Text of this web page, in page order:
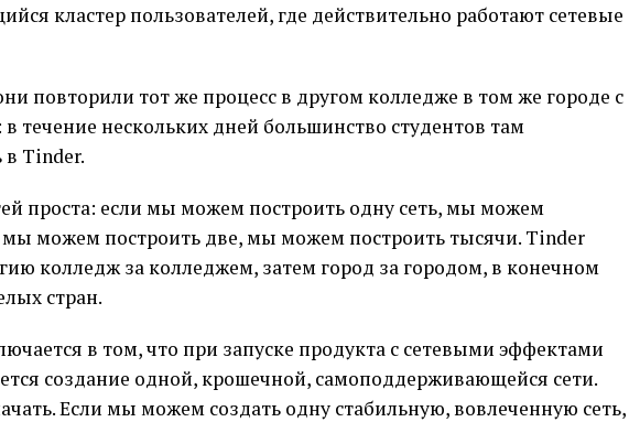
кластер пользователей, где действительно работают сетевые
повторили тот же процесс в другом колледже в том же городе с
течение нескольких дней большинство студентов там
в Tinder.
проста: если мы можем построить одну сеть, мы можем
мы можем построить две, мы можем построить тысячи. Tinder
колледж за колледжем, затем город за городом, в конечном
стран.
в том, что при запуске продукта с сетевыми эффектами
создание одной, крошечной, самоподдерживающейся сети.
Если мы можем создать одну стабильную, вовлеченную сеть,